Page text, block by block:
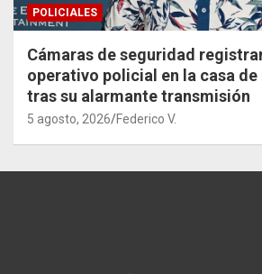
POLICIALES
Cámaras de seguridad
operativo policial en la casa
tras su alarmante transmisión
5 agosto, 2026 Federico V.